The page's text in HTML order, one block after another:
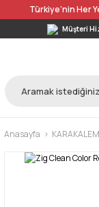
Türkiye’nin Her
Müşteri
Anasayfa